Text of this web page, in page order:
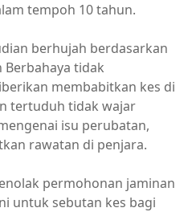
tempoh 10 tahun.
berhujah berdasarkan
Berbahaya tidak
membabitkan kes di
tertuduh tidak wajar
isu perubatan,
rawatan di penjara.
permohonan jaminan
untuk sebutan kes bagi